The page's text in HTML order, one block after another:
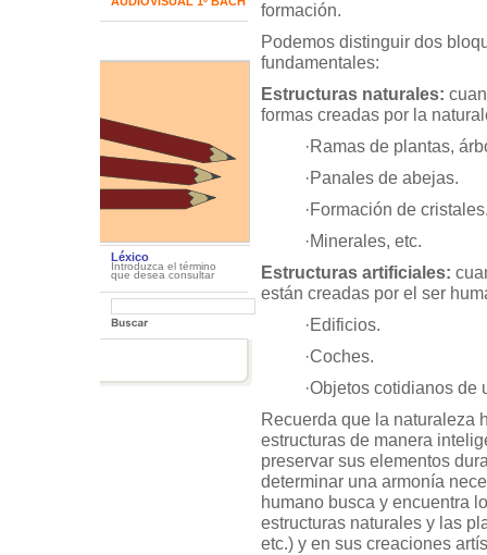
Léxico
Introduzca el término
que desea consultar
formación.
Podemos distinguir dos
fundamentales:
Estructuras naturales:
formas creadas por la
·Ramas de plantas,
·Panales de abejas.
·Formación de
·Minerales, etc.
Estructuras artificiales:
están creadas por el ser
·Edificios.
·Coches.
·Objetos cotidianos de
Recuerda que la naturaleza
estructuras de manera
preservar sus elementos
determinar una armonía
humano busca y encuentra
estructuras naturales y las
etc.) y en sus creaciones